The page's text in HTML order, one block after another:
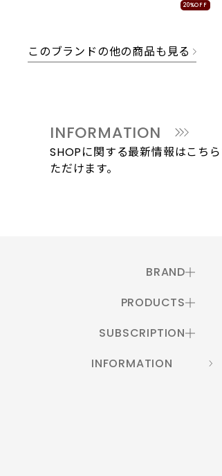
20%OFF
このブランドの他の商品も見る
INFORMATION
SHOPに関する最新情報はこち
ただけます。
BRAND
PRODUCTS
SUBSCRIPTION
INFORMATION